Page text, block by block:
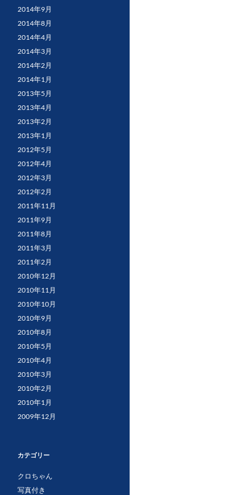
2014年9月
2014年8月
2014年4月
2014年3月
2014年2月
2014年1月
2013年5月
2013年4月
2013年2月
2013年1月
2012年5月
2012年4月
2012年3月
2012年2月
2011年11月
2011年9月
2011年8月
2011年3月
2011年2月
2010年12月
2010年11月
2010年10月
2010年9月
2010年8月
2010年5月
2010年4月
2010年3月
2010年2月
2010年1月
2009年12月
カテゴリー
クロちゃん
写真付き